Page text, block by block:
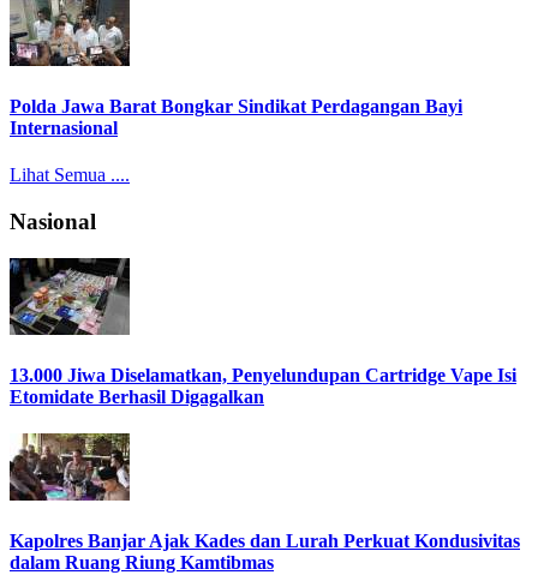
Polda Jawa Barat Bongkar Sindikat Perdagangan Bayi
Internasional
Lihat Semua ....
Nasional
13.000 Jiwa Diselamatkan, Penyelundupan Cartridge Vape Isi
Etomidate Berhasil Digagalkan
Kapolres Banjar Ajak Kades dan Lurah Perkuat Kondusivitas
dalam Ruang Riung Kamtibmas